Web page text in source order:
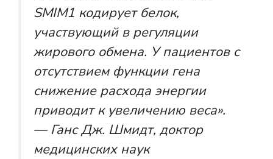
SMIM1 кодирует белок,
участвующий в регуляции
жирового обмена. У пациентов с
отсутствием функции гена
снижение расхода энергии
приводит к увеличению веса».
— Ганс Дж. Шмидт, доктор
медицинских наук